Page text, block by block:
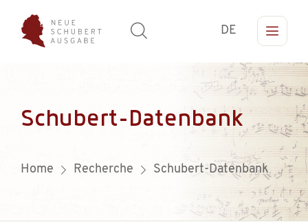
DE
Schubert-Datenbank
Home Recherche Schubert-Datenbank